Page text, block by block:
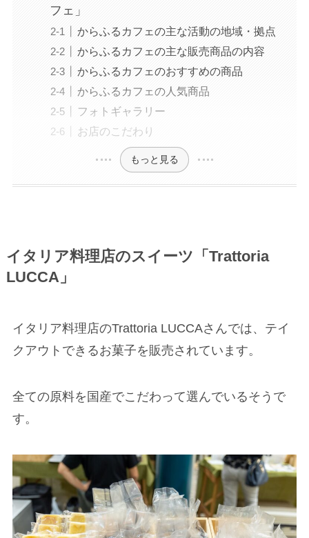
フェ」
からふるカフェの主な活動の地域・拠点
からふるカフェの主な販売商品の内容
からふるカフェのおすすめの商品
からふるカフェの人気商品
フォトギャラリー
お店のこだわり
もっと見る
イタリア料理店のスイーツ「Trattoria
LUCCA」
イタリア料理店のTrattoria LUCCAさんでは、テイ
クアウトできるお菓子を販売されています。
全ての原料を国産でこだわって選んでいるそうで
す。